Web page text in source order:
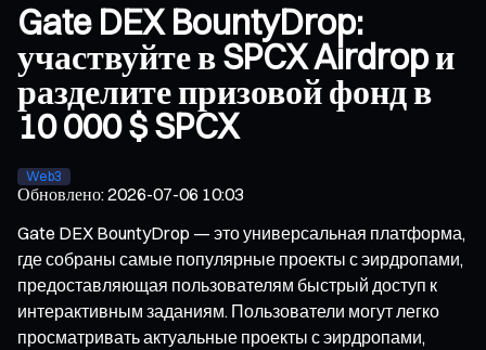
Gate DEX BountyDrop:
участвуйте в SPCX Airdrop и
разделите призовой фонд в
10 000 $ SPCX
Web3
Обновлено:2026-07-06 10:03
Gate DEX BountyDrop — это универсальная платформа,
где собраны самые популярные проекты с эирдропами,
предоставляющая пользователям быстрый доступ к
интерактивным заданиям. Пользователи могут легко
просматривать актуальные проекты с эирдропами,